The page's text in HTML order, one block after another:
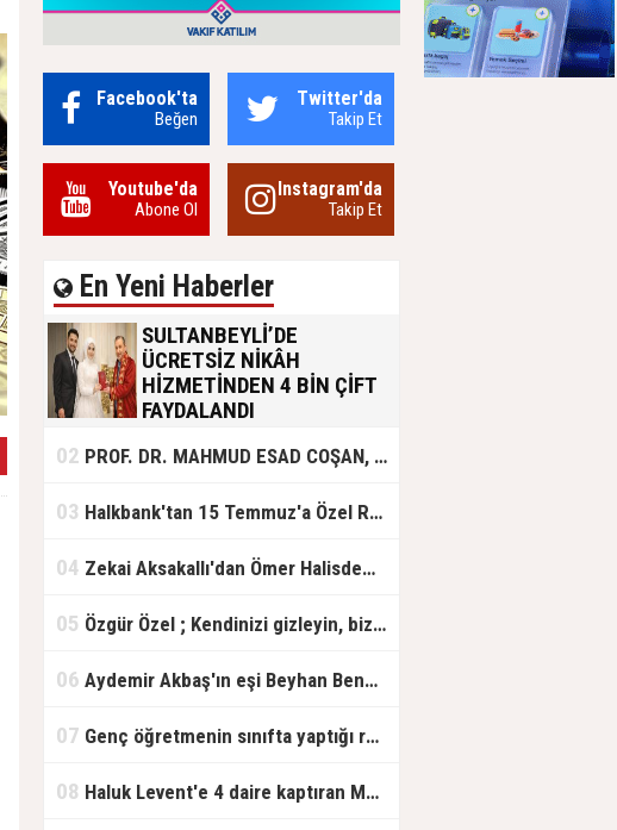
Facebook'ta
Beğen
Twitter'da
Takip Et
Youtube'da
Abone Ol
Instagram'da
Takip Et
En Yeni Haberler
SULTANBEYLİ’DE
ÜCRETSİZ NİKÂH
HİZMETİNDEN 4 BİN ÇİFT
FAYDALANDI
olan gençlere destek amacıyla
başlattığı ücretsiz nikâh hizmetini
başlattıklarını belirten Sultanbeyli
ücretsiz hizmet vermenin
02 PROF. DR. MAHMUD ESAD COŞAN, DOĞUMUNUN HİCRÎ 91. YILINDA ELAZIĞ'DA YÂD EDİLECEK
03 Halkbank'tan 15 Temmuz'a Özel Reklam Filmi: "İrade Bizim, Zafer Bizim"
04 Zekai Aksakallı'dan Ömer Halisdemir'e 'vefa' ziyareti!
05 Özgür Özel ; Kendinizi gizleyin, bizden işaret bekleyin
06 Aydemir Akbaş'ın eşi Beyhan Benek Akbaş hayatını kaybetti
07 Genç öğretmenin sınıfta yaptığı rezil paylaşım
08 Haluk Levent'e 4 daire kaptıran Müteahhit soluğu savcılıkta aldı